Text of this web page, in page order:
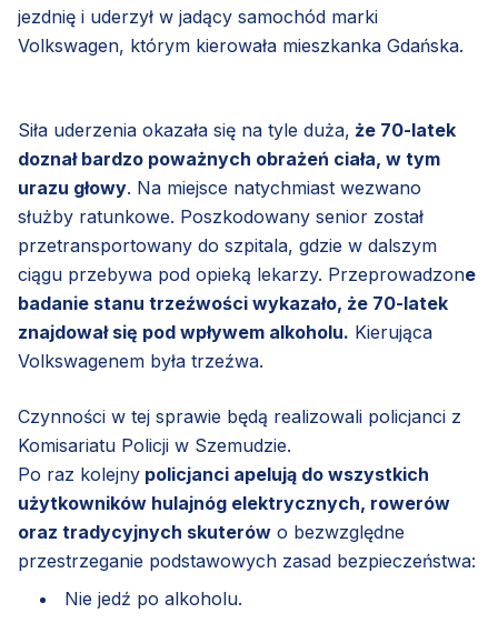
jezdnię i uderzył w jadący samochód marki
Volkswagen, którym kierowała mieszkanka Gdańska.
Siła uderzenia okazała się na tyle duża, że 70-latek
doznał bardzo poważnych obrażeń ciała, w tym
urazu głowy. Na miejsce natychmiast wezwano
służby ratunkowe. Poszkodowany senior został
przetransportowany do szpitala, gdzie w dalszym
ciągu przebywa pod opieką lekarzy. Przeprowadzone
badanie stanu trzeźwości wykazało, że 70-latek
znajdował się pod wpływem alkoholu. Kierująca
Volkswagenem była trzeźwa.
Czynności w tej sprawie będą realizowali policjanci z
Komisariatu Policji w Szemudzie.
Po raz kolejny policjanci apelują do wszystkich
użytkowników hulajnóg elektrycznych, rowerów
oraz tradycyjnych skuterów o bezwzględne
przestrzeganie podstawowych zasad bezpieczeństwa:
Nie jedź po alkoholu.